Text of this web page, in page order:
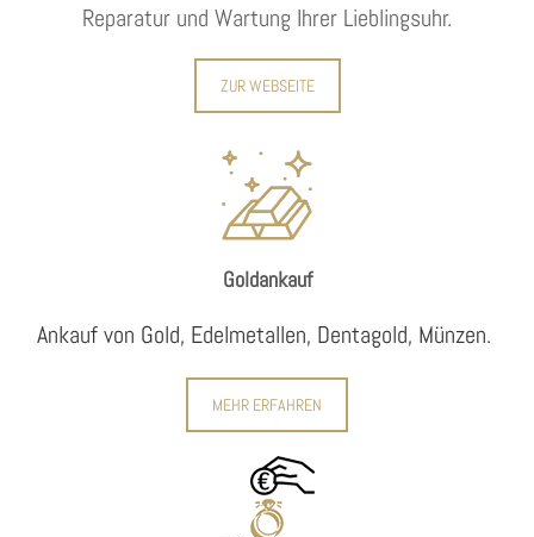
Reparatur und Wartung Ihrer Lieblingsuhr.
ZUR WEBSEITE
Goldankauf
Ankauf von Gold, Edelmetallen, Dentagold, Münzen.
MEHR ERFAHREN